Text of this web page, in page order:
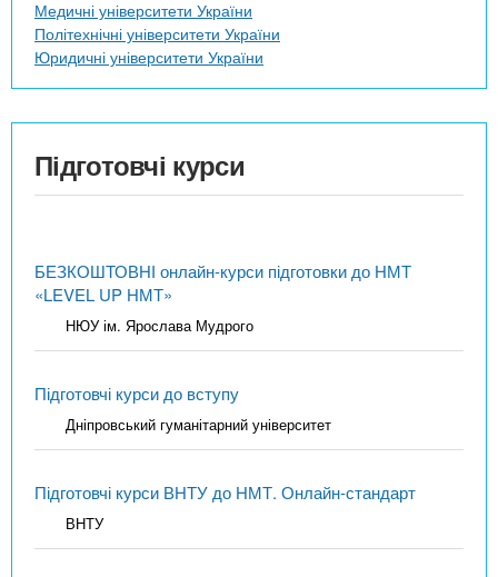
Медичні університети України
Політехнічні університети України
Юридичні університети України
Підготовчі курси
БЕЗКОШТОВНІ онлайн-курси підготовки до НМТ
«LEVEL UP НМТ»
НЮУ ім. Ярослава Мудрого
Підготовчі курси до вступу
Дніпровський гуманітарний університет
Підготовчі курси ВНТУ до НМТ. Онлайн-стандарт
ВНТУ